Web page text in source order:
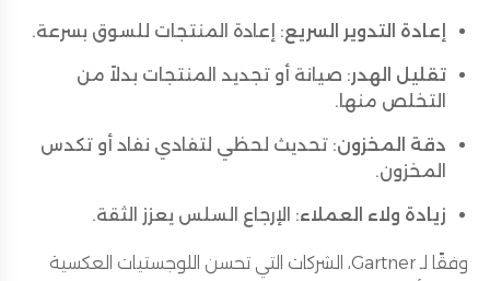
إعادة التدوير السريع: إعادة المنتجات للسوق بسرعة.
تقليل الهدر: صيانة أو تجديد المنتجات بدلاً من
التخلص منها.
دقة المخزون: تحديث لحظي لتفادي نفاد أو تكدس
المخزون.
زيادة ولاء العملاء: الإرجاع السلس يعزز الثقة.
وفقًا لـ Gartner، الشركات التي تحسن اللوجستيات العكسية